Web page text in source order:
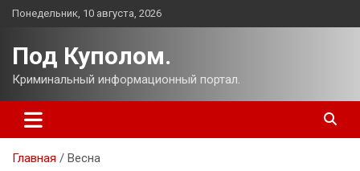
Перейти
Понедельник, 10 августа, 2026
Под Куполом.
Криминальный информационный портал.
Главная Весна